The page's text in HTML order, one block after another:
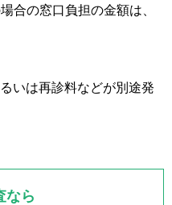
合の窓口負担の金額は、
いは再診料などが別途発
なら